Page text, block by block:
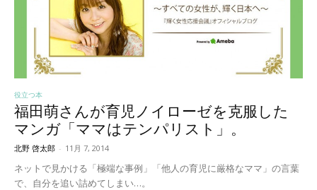
役立つ本
福田萌さんが育児ノイローゼを克服した
マンガ「ママはテンパリスト」。
北野 啓太郎 - 11月 7, 2014
ネットで見かける「極端な事例」「他人の育児に厳格なママ」の言葉
で、自分を追い詰めてしまい…。